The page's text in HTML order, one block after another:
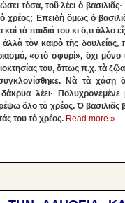
τόσα, τοῦ λέει ὁ
χρέος; Ἐπειδὴ ὅμως ὁ
τὰ παιδιά του κι ὅ,τι ἄλλο
ἀλλὰ τὸν καιρὸ τῆς
«στὸ σφυρί», ὄχι μό­νο
του, ὅπως π.χ. τὰ
Νὰ τὰ χάσῃ
λέει·
ὅλο τὸ χρέος. Ὁ βασιλιᾶς
του τὸ χρέος. Read more »